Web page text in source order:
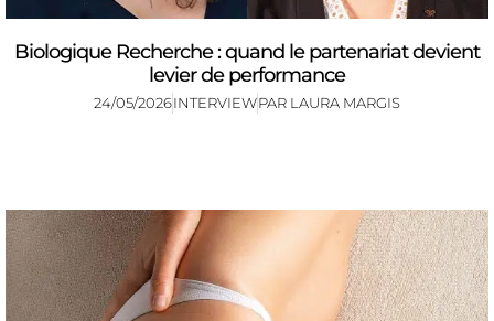
Biologique Recherche : quand le partenariat devient
levier de performance
24/05/2026INTERVIEWPAR LAURA MARGIS